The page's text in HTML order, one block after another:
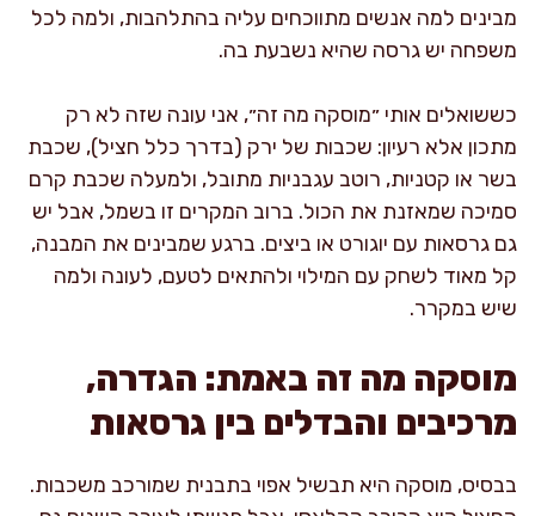
מבינים למה אנשים מתווכחים עליה בהתלהבות, ולמה לכל
משפחה יש גרסה שהיא נשבעת בה.
כששואלים אותי ״מוסקה מה זה״, אני עונה שזה לא רק
מתכון אלא רעיון: שכבות של ירק (בדרך כלל חציל), שכבת
בשר או קטניות, רוטב עגבניות מתובל, ולמעלה שכבת קרם
סמיכה שמאזנת את הכול. ברוב המקרים זו בשמל, אבל יש
גם גרסאות עם יוגורט או ביצים. ברגע שמבינים את המבנה,
קל מאוד לשחק עם המילוי ולהתאים לטעם, לעונה ולמה
שיש במקרר.
מוסקה מה זה באמת: הגדרה,
מרכיבים והבדלים בין גרסאות
בבסיס, מוסקה היא תבשיל אפוי בתבנית שמורכב משכבות.